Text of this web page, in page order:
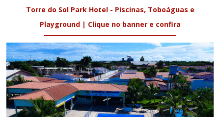
Torre do Sol Park Hotel - Piscinas, Toboáguas e
Playground | Clique no banner e confira